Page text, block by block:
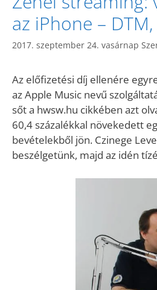
az iPhone –
2017. szeptember 24. vasárnap
Az előfizetési díj ellenére
az Apple Music nevű
sőt a hwsw.hu cikkében azt
60,4 százalékkal növekedett
bevételekből jön. Czinege
beszélgetünk, majd az idén